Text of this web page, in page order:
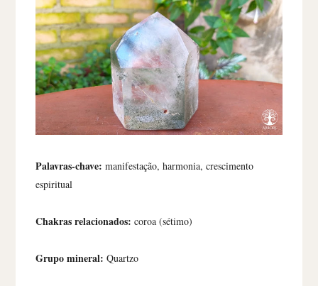
Palavras-chave:manifestação, harmonia, crescimento
espiritual
Chakras relacionados:coroa (sétimo)
Grupo mineral:Quartzo